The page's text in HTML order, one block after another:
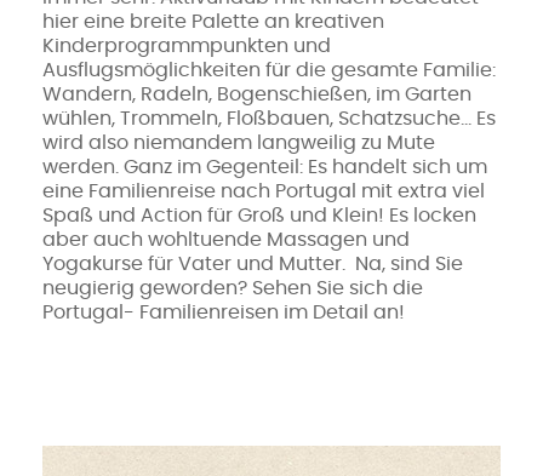
hier eine breite Palette an kreativen
Kinderprogrammpunkten und
Ausflugsmöglichkeiten für die gesamte Familie:
Wandern, Radeln, Bogenschießen, im Garten
wühlen, Trommeln, Floßbauen, Schatzsuche… Es
wird also niemandem langweilig zu Mute
werden. Ganz im Gegenteil: Es handelt sich um
eine Familienreise nach Portugal mit extra viel
Spaß und Action für Groß und Klein! Es locken
aber auch wohltuende Massagen und
Yogakurse für Vater und Mutter. Na, sind Sie
neugierig geworden? Sehen Sie sich die
Portugal- Familienreisen im Detail an!